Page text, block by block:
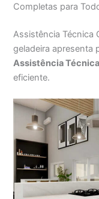
Completas para
Assistência Técnica
geladeira apresenta
Assistência
eficiente.